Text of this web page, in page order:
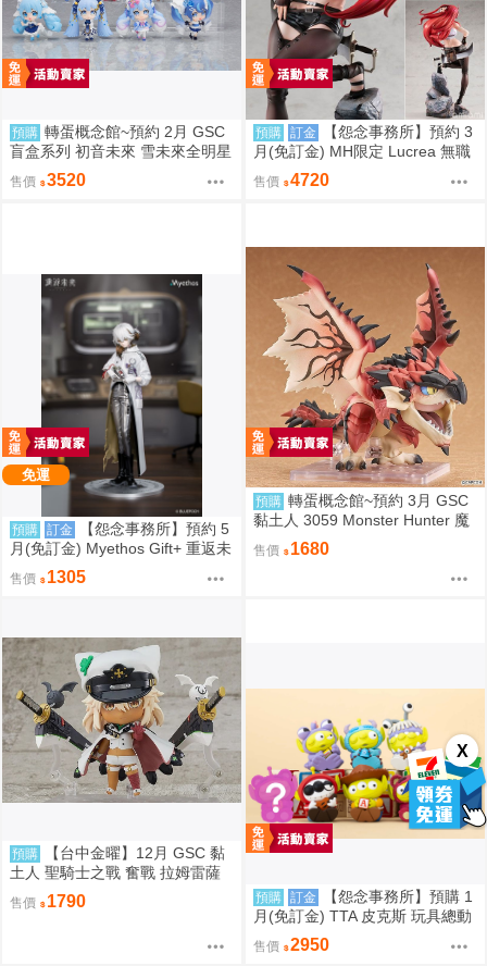
X
預購 轉蛋概念館~預約 2月 GSC
盲盒系列 初音未來 雪未來全明星
模型收藏 Vol.2 8入 超商付款免訂
金
售價 3520
預購 訂金
【怨念事務所】預約 3
月(免訂金) MH限定 Lucrea 無職
轉生 艾莉絲 全高約27公分 0816
售價 4720
免運
預購 訂金
【怨念事務所】預約 5
月(免訂金) Myethos Gift+ 重返未
來 1999 兔毛手袋 1/8 1011
售價 1305
預購 轉蛋概念館~預約 3月 GSC
黏土人 3059 Monster Hunter 魔
物獵人 火龍 雄火龍 超商付款免
訂金
售價 1680
預購
【台中金曜】12月 GSC 黏
土人 聖騎士之戰 奮戰 拉姆雷薩
爾=瓦倫泰 再版 0904
售價 1790 預購 訂金
【怨念事務所】預購 1
月(免訂金) TTA 皮克斯 玩具總動
員 三眼怪 PERIHAPI! 靠肩小公仔
集 中盒 0829
售價 2950